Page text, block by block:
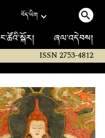
བོད་ཡིག
ང་ཚོའི་སྐོར། ཞལ་འདེབས།
ISSN 2753-4812